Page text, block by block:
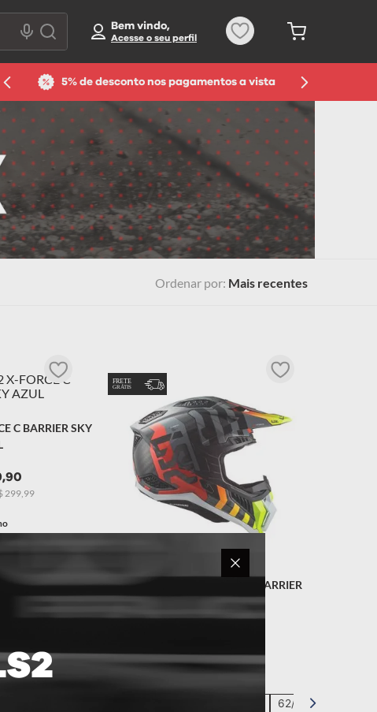
Bem vindo,
5% de desconto nos pagamentos a vista
Ordenar por Mais recentes
C BARRIER SKY
,90
299, 99
CAPACETE LS2 X-FORCE C BARRIER
AMARELO
62/XL